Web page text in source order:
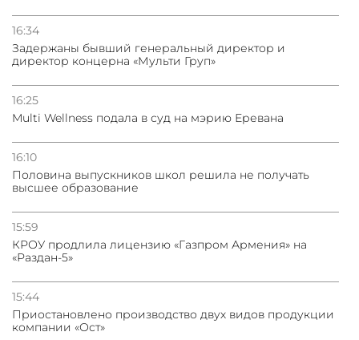
16:34
Задержаны бывший генеральный директор и
директор концерна «Мульти Груп»
16:25
Multi Wellness подала в суд на мэрию Еревана
16:10
Половина выпускников школ решила не получать
высшее образование
15:59
КРОУ продлила лицензию «Газпром Армения» на
«Раздан-5»
15:44
Приостановлено производство двух видов продукции
компании «Ост»